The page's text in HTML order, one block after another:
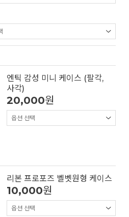
엔틱 감성 미니 케이스 (팔각,
사각)
20,000원
리본 프로포즈 벨벳원형 케이스
10,000원